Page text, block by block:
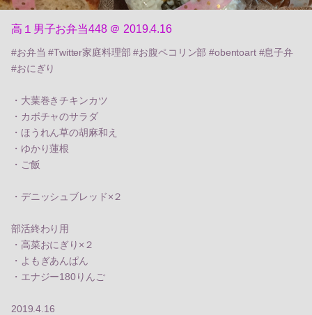
高１男子お弁当448 ＠ 2019.4.16
#お弁当 #Twitter家庭料理部 #お腹ペコリン部 #obentoart #息子弁
#おにぎり
・大葉巻きチキンカツ
・カボチャのサラダ
・ほうれん草の胡麻和え
・ゆかり蓮根
・ご飯
・デニッシュブレッド×２
部活終わり用
・高菜おにぎり×２
・よもぎあんぱん
・エナジー180りんご
2019.4.16